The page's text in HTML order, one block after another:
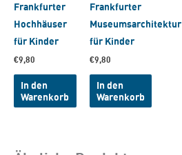
Frankfurter
Hochhäuser
für Kinder
€9,80
In den
Warenkorb
Frankfurter
Museumsarchitektur
für Kinder
€9,80
In den
Warenkorb